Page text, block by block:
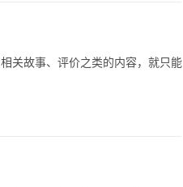
关故事、评价之类的内容，就只能